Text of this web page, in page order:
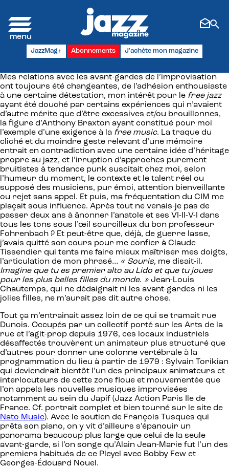
JazzMag+ Abonnements J'achète mon magazine
Mes relations avec les avant-gardes de l’improvisation
ont toujours été changeantes, de l’adhésion enthousiaste
à une certaine détestation, mon intérêt pour le free jazz
ayant été douché par certains expériences qui n’avaient
d’autre mérite que d’être excessives et/ou brouillonnes,
la figure d’Anthony Braxton ayant constitué pour moi
l’exemple d’une exigence à la free music. La traque du
cliché et du moindre geste relevant d’une mémoire
entrait en contradiction avec une certaine idée d’héritage
propre au jazz, et l’irruption d’approches purement
bruitistes à tendance punk suscitait chez moi, selon
l’humeur du moment, le contexte et le talent réel ou
supposé des musiciens, pur émoi, attention bienveillante
ou rejet sans appel. Et puis, ma fréquentation du CIM me
plaçait sous influence. Après tout ne venais-je pas de
passer deux ans à ânonner l’anatole et ses VI-II-V-I dans
tous les tons sous l’œil sourcilleux du bon professeur
Fohrenbach ? Et peut-être que, déjà, de guerre lasse,
j’avais quitté son cours pour me confier à Claude
Tissendier qui tenta me faire mieux maîtriser mes doigts,
l’articulation de mon phrasé… « Souris, me disait-il.
Imagine que tu es premier alto au Lido et que tu joues
pour les plus belles filles du monde. » Jean-Louis
Chautemps, qui ne dédaignait ni les avant-gardes ni les
jolies filles, ne m’aurait pas dit autre chose.
Tout ça m’entrainait assez loin de ce qui se tramait rue
Dunois. Occupés par un collectif porté sur les Arts de la
rue et l’agit-prop depuis 1976, ces locaux industriels
désaffectés trouvèrent un animateur plus structuré que
d’autres pour donner une colonne vertébrale à la
programmation du lieu à partir de 1979 : Sylvain Torikian
qui deviendrait bientôt l’un des principaux animateurs et
interlocuteurs de cette zone floue et mouvementée que
l’on appela les nouvelles musiques improvisées
notamment au sein du Japif (Jazz Action Paris Ile de
France. Cf. portrait complet et bien tourné sur le site de
Nato Music). Avec le soutien de François Tusques qui
prêta son piano, on y vit d’ailleurs s’épanouir un
panorama beaucoup plus large que celui de la seule
avant-garde, si l’on songe qu’Alain Jean-Marie fut l’un des
premiers habitués de ce Pleyel avec Bobby Few et
Georges-Édouard Nouel.